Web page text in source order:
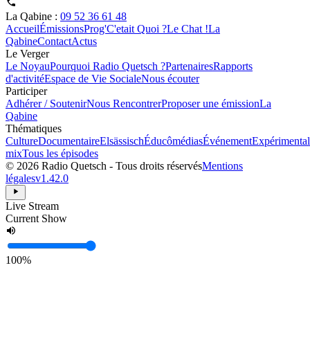
La Qabine : 09 52 36 61 48
AccueilÉmissionsProg'C'etait Quoi ?Le Chat !La
QabineContactActus
Le Verger
Le NoyauPourquoi Radio Quetsch ?PartenairesRapports
d'activitéEspace de Vie SocialeNous écouter
Participer
Adhérer / SoutenirNous RencontrerProposer une émissionLa
Qabine
Thématiques
CultureDocumentaireElsässischÉducômédiasÉvénementExpérimental
mixTous les épisodes
© 2026 Radio Quetsch - Tous droits réservésMentions
légalesv1.42.0
Live Stream
Current Show
100%